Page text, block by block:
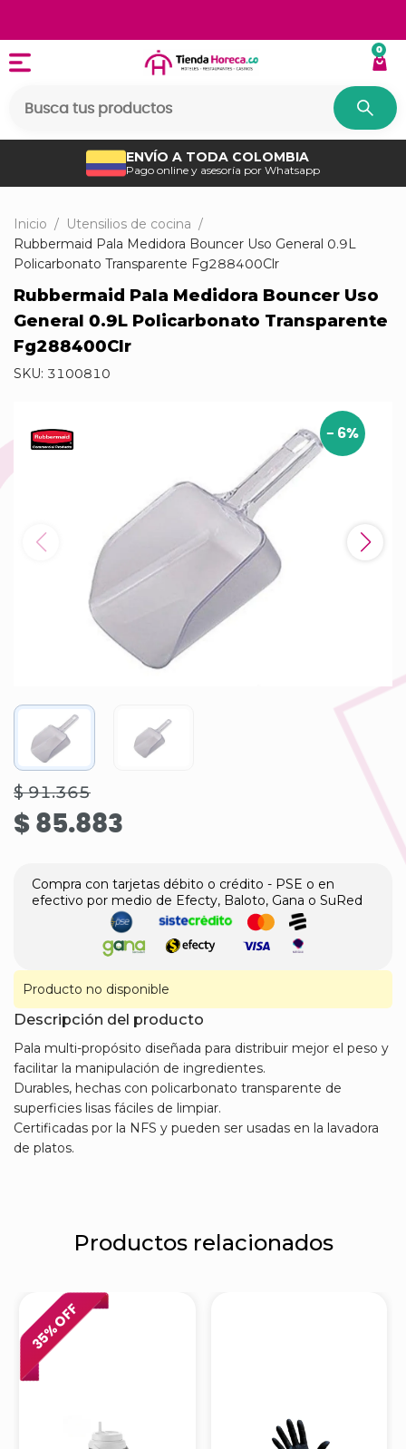
0
ENVÍO A TODA COLOMBIA
Pago online y asesoría por Whatsapp
Inicio / Utensilios de cocina /
Rubbermaid Pala Medidora Bouncer Uso General 0.9L
Policarbonato Transparente Fg288400Clr
Rubbermaid Pala Medidora Bouncer Uso
General 0.9L Policarbonato Transparente
Fg288400Clr
SKU: 3100810
- 6%
$ 91.365
$ 85.883
Compra con tarjetas débito o crédito - PSE o en
efectivo por medio de Efecty, Baloto, Gana o SuRed
Producto no disponible
Descripción del producto
Pala multi-propósito diseñada para distribuir mejor el peso y
facilitar la manipulación de ingredientes.
Durables, hechas con policarbonato transparente de
superficies lisas fáciles de limpiar.
Certificadas por la NFS y pueden ser usadas en la lavadora
de platos.
Productos relacionados
35
% OFF